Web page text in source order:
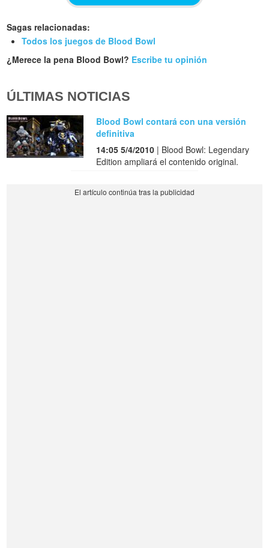
Sagas relacionadas:
Todos los juegos de Blood Bowl
¿Merece la pena Blood Bowl? Escribe tu opinión
ÚLTIMAS NOTICIAS
Blood Bowl contará con una versión
definitiva
14:05 5/4/2010 | Blood Bowl: Legendary
Edition ampliará el contenido original.